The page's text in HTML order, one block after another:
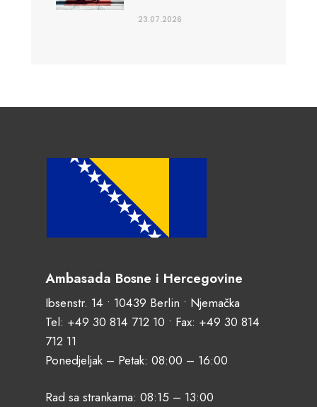
23.07.2026
Ambasada Bosne i Hercegovine
Ibsenstr. 14 • 10439 Berlin • Njemačka
Tel: +49 30 814 712 10 • Fax: +49 30 814
712 11
Ponedjeljak – Petak: 08:00 – 16:00
Rad sa strankama: 08:15 – 13:00